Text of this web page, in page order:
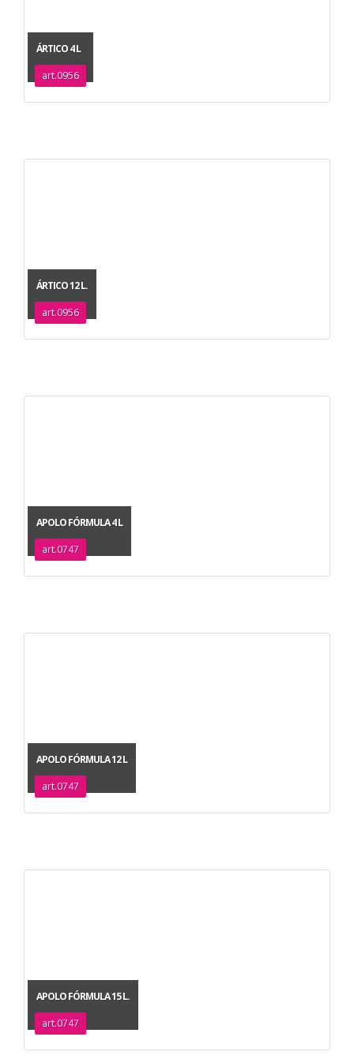
ÁRTICO 4 L
art.0956
ÁRTICO 12 L.
art.0956
APOLO FÓRMULA 4 L
art.0747
APOLO FÓRMULA 12 L
art.0747
APOLO FÓRMULA 15 L.
art.0747